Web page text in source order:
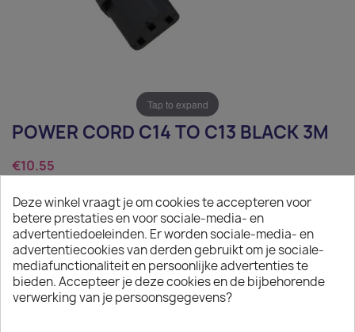
Tap to expand
POWER CORD C14 TO C13 BLACK 3M
€10.55
Tax excluded
Power Cord C14 to C13 black 3m
Quantity
 ADD TO CART
Deze winkel vraagt je om cookies te accepteren voor
betere prestaties en voor sociale-media- en
advertentiedoeleinden. Er worden sociale-media- en
advertentiecookies van derden gebruikt om je sociale-
mediafunctionaliteit en persoonlijke advertenties te
bieden. Accepteer je deze cookies en de bijbehorende
verwerking van je persoonsgegevens?